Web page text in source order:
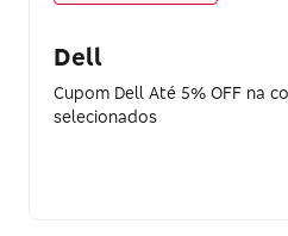
Dell
Cupom Dell Até 5% OFF na
selecionados